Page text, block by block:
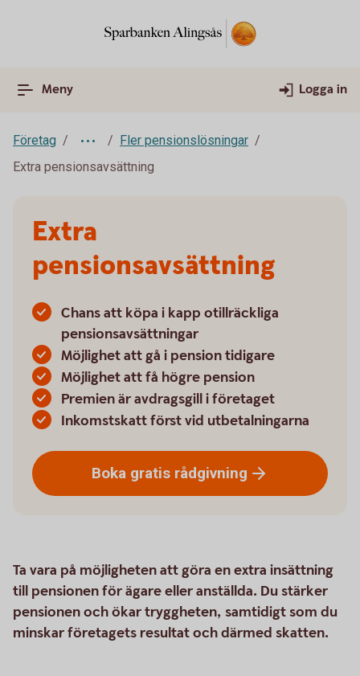
Meny Logga in
Företag
Fler pensionslösningar
Extra pensionsavsättning
Extra
pensionsavsättning
Chans att köpa i kapp otillräckliga
pensionsavsättningar
Möjlighet att gå i pension tidigare
Möjlighet att få högre pension
Premien är avdragsgill i företaget
Inkomstskatt först vid utbetalningarna
Boka gratis rådgivning
Ta vara på möjligheten att göra en extra insättning
till pensionen för ägare eller anställda. Du stärker
pensionen och ökar tryggheten, samtidigt som du
minskar företagets resultat och därmed skatten.